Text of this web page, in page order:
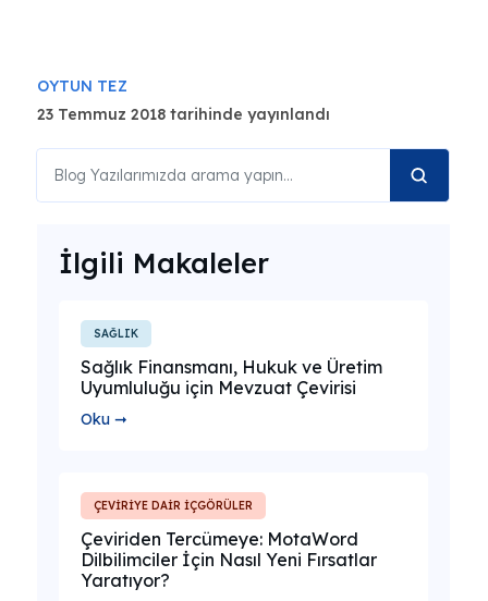
OYTUN TEZ
23 Temmuz 2018 tarihinde yayınlandı
İlgili Makaleler
SAĞLIK
Sağlık Finansmanı, Hukuk ve Üretim
Uyumluluğu için Mevzuat Çevirisi
Oku ➞
ÇEVİRİYE DAİR İÇGÖRÜLER
Çeviriden Tercümeye: MotaWord
Dilbilimciler İçin Nasıl Yeni Fırsatlar
Yaratıyor?